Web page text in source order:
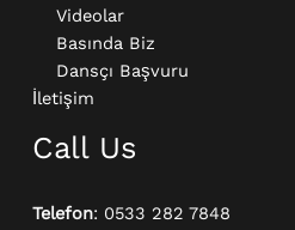
Videolar
Basında Biz
Dansçı Başvuru
İletişim
Call Us
Telefon: 0533 282 7848